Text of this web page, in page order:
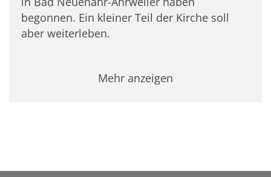
begonnen. Ein kleiner Teil der Kirche soll
aber weiterleben.
Mehr anzeigen